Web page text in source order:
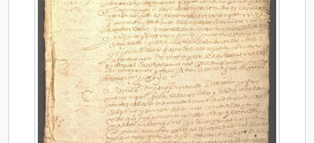
[File] Robo
[File] Injurias
[File] Homicidio
[File] Homicidio
[File] Robo
[File] Homicidio
[File] Lesiones
[File] Robo